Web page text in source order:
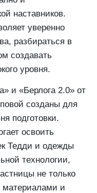
наставников.
уверенно
разбираться в
создавать
уровня.
и «Берлога 2.0» от
созданы для
подготовки.
освоить
Тедди и одежды
технологии,
не только
материалами и